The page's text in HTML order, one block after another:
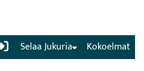
(current) Kokoelmat
Selaa Jukuria